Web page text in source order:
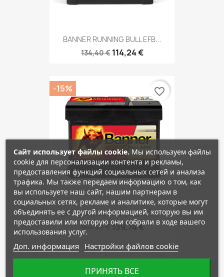
BANNER RUNNING BULL EFB...
134,40 € 114,24 €
BANNER RUNNING BULL AGM...
164,40 € 139,74 €
-15% favorite_border
Сайт использует файлы cookie.Мы используем файлы
cookie для персонализации контента и рекламы,
предоставления функций социальных сетей и анализа
трафика. Мы также передаем информацию о том, как
вы используете наш сайт, нашим партнерам в
социальных сетях, рекламе и аналитике, которые могут
объединять ее с другой информацией, которую вы им
предоставили или которую они собрали в ходе вашего
использования услуг.
Доп. информация Настройки файлов cookie
ПРИНЯТЬ ВСЕ